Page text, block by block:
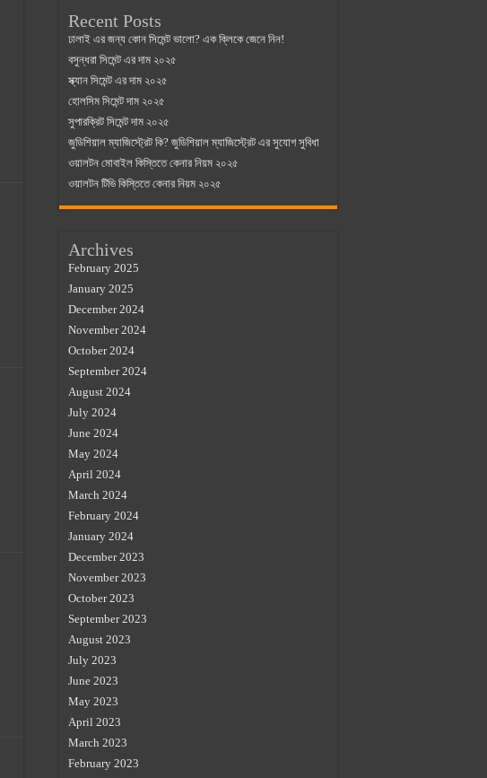
Recent Posts
ঢালাই এর জন্য কোন সিমেন্ট ভালো? এক ক্লিকে জেনে নিন!
বসুন্ধরা সিমেন্ট এর দাম ২০২৫
স্ক্যান সিমেন্ট এর দাম ২০২৫
হোলসিম সিমেন্ট দাম ২০২৫
সুপারক্রিট সিমেন্ট দাম ২০২৫
জুডিশিয়াল ম্যাজিস্ট্রেট কি? জুডিশিয়াল ম্যাজিস্ট্রেট এর সুযোগ সুবিধা
ওয়ালটন মোবাইল কিস্তিতে কেনার নিয়ম ২০২৫
ওয়ালটন টিভি কিস্তিতে কেনার নিয়ম ২০২৫
Archives
February 2025
January 2025
December 2024
November 2024
October 2024
September 2024
August 2024
July 2024
June 2024
May 2024
April 2024
March 2024
February 2024
January 2024
December 2023
November 2023
October 2023
September 2023
August 2023
July 2023
June 2023
May 2023
April 2023
March 2023
February 2023